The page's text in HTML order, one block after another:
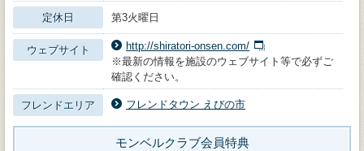
定休日 第3火曜日
ウェブサイト
http://shiratori-onsen.com/
※最新の情報を施設のウェブサイト等で必ずご
確認ください。
フレンドエリア フレンドタウン えびの市
モンベルクラブ会員特典